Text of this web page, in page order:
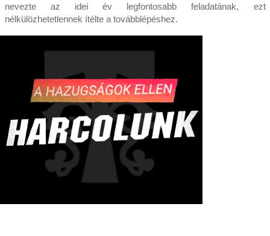
nevezte az idei év legfontosabb feladatának, ezt
nélkülözhetetlennek ítélte a továbblépéshez.